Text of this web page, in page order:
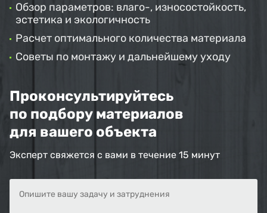
Обзор параметров: влаго-, износостойкость,
эстетика и экологичность
Расчет оптимального количества материала
Советы по монтажу и дальнейшему уходу
Проконсультируйтесь
по подбору материалов
для вашего объекта
Эксперт свяжется с вами в течение 15 минут